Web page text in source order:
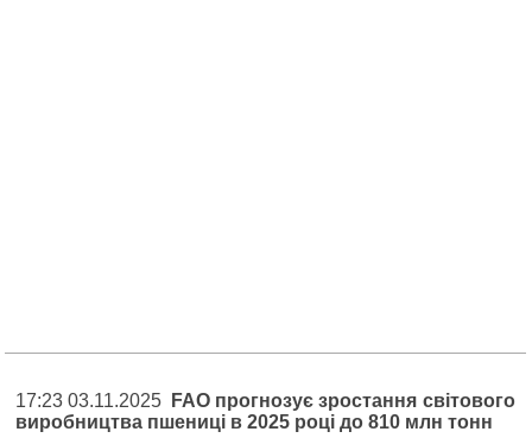
17:23 03.11.2025
FAO прогнозує зростання світового
виробництва пшениці в 2025 році до 810 млн тонн